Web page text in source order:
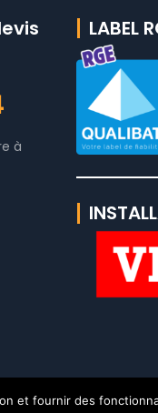
à
LABEL
et fournir des